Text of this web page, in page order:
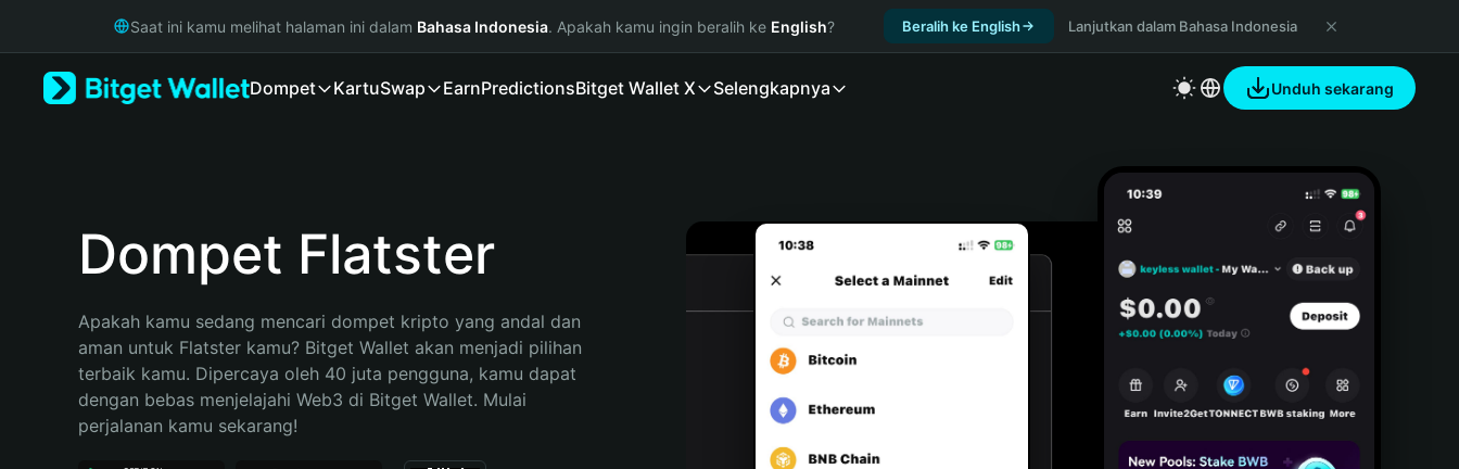
Русский
Bahasa Indonesia
Saat ini kamu melihat halaman ini dalam Bahasa Indonesia. Apakah kamu ingin beralih ke English? Beralih ke English Lanjutkan dalam Bahasa Indonesia
Dompet KartuSwap EarnPredictionsBitget Wallet X Selengkapnya Unduh sekarang
Dompet Flatster
Apakah kamu sedang mencari dompet kripto yang andal dan
aman untuk Flatster kamu? Bitget Wallet akan menjadi pilihan
terbaik kamu. Dipercaya oleh 40 juta pengguna, kamu dapat
dengan bebas menjelajahi Web3 di Bitget Wallet. Mulai
perjalanan kamu sekarang!